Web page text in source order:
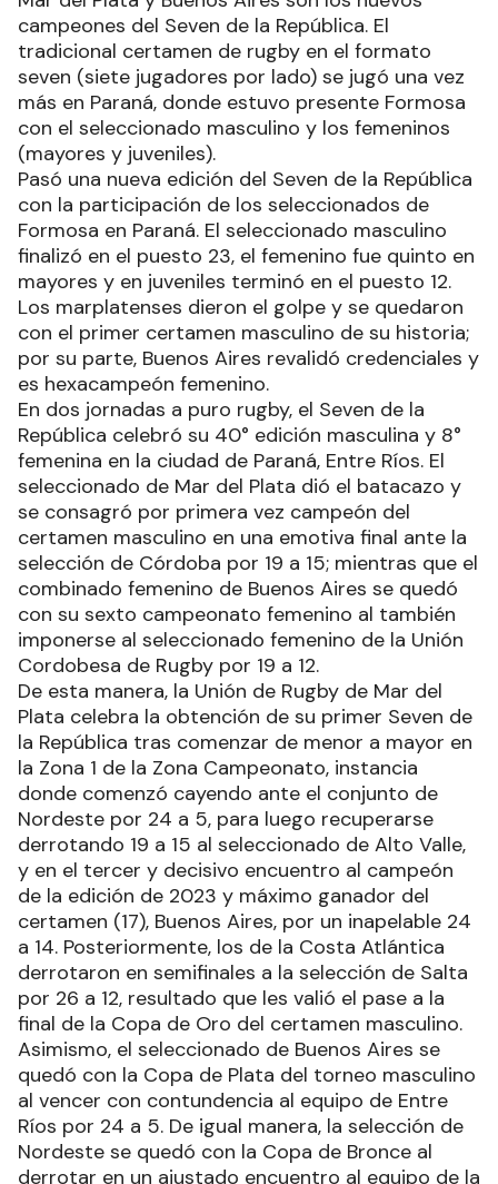
campeones del Seven de la República. El
tradicional certamen de rugby en el formato
seven (siete jugadores por lado) se jugó una vez
más en Paraná, donde estuvo presente Formosa
con el seleccionado masculino y los femeninos
(mayores y juveniles).
Pasó una nueva edición del Seven de la República
con la participación de los seleccionados de
Formosa en Paraná. El seleccionado masculino
finalizó en el puesto 23, el femenino fue quinto en
mayores y en juveniles terminó en el puesto 12.
Los marplatenses dieron el golpe y se quedaron
con el primer certamen masculino de su historia;
por su parte, Buenos Aires revalidó credenciales y
es hexacampeón femenino.
En dos jornadas a puro rugby, el Seven de la
República celebró su 40° edición masculina y 8°
femenina en la ciudad de Paraná, Entre Ríos. El
seleccionado de Mar del Plata dió el batacazo y
se consagró por primera vez campeón del
certamen masculino en una emotiva final ante la
selección de Córdoba por 19 a 15; mientras que el
combinado femenino de Buenos Aires se quedó
con su sexto campeonato femenino al también
imponerse al seleccionado femenino de la Unión
Cordobesa de Rugby por 19 a 12.
De esta manera, la Unión de Rugby de Mar del
Plata celebra la obtención de su primer Seven de
la República tras comenzar de menor a mayor en
la Zona 1 de la Zona Campeonato, instancia
donde comenzó cayendo ante el conjunto de
Nordeste por 24 a 5, para luego recuperarse
derrotando 19 a 15 al seleccionado de Alto Valle,
y en el tercer y decisivo encuentro al campeón
de la edición de 2023 y máximo ganador del
certamen (17), Buenos Aires, por un inapelable 24
a 14. Posteriormente, los de la Costa Atlántica
derrotaron en semifinales a la selección de Salta
por 26 a 12, resultado que les valió el pase a la
final de la Copa de Oro del certamen masculino.
Asimismo, el seleccionado de Buenos Aires se
quedó con la Copa de Plata del torneo masculino
al vencer con contundencia al equipo de Entre
Ríos por 24 a 5. De igual manera, la selección de
Nordeste se quedó con la Copa de Bronce al
derrotar en un ajustado encuentro al equipo de la